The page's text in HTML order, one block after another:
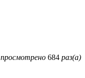
просмотрено 684 раз(а)